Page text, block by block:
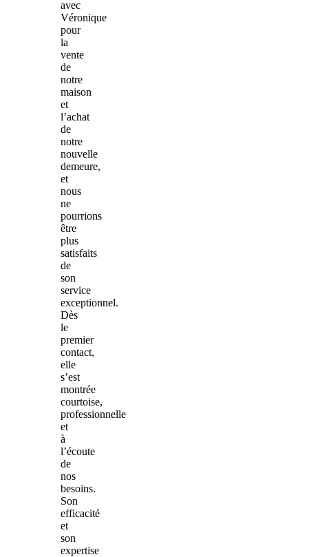
avec
Véronique
pour
la
vente
de
notre
maison
et
l’achat
de
notre
nouvelle
demeure,
et
nous
ne
pourrions
être
plus
satisfaits
de
son
service
exceptionnel.
Dès
le
premier
contact,
elle
s’est
montrée
courtoise,
professionnelle
et
à
l’écoute
de
nos
besoins.
Son
efficacité
et
son
expertise